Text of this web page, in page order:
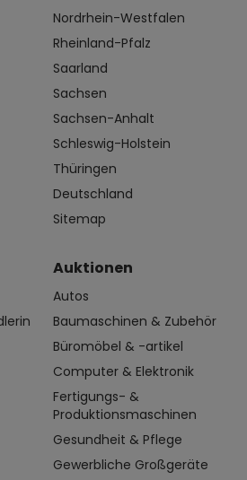
Nordrhein-Westfalen
Rheinland-Pfalz
Saarland
Sachsen
Sachsen-Anhalt
Schleswig-Holstein
Thüringen
Deutschland
Sitemap
Auktionen
Autos
Baumaschinen & Zubehör
Büromöbel & -artikel
Computer & Elektronik
Fertigungs- &
Produktionsmaschinen
Gesundheit & Pflege
Gewerbliche Großgeräte